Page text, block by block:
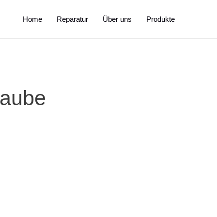
Home Reparatur Über uns Produkte